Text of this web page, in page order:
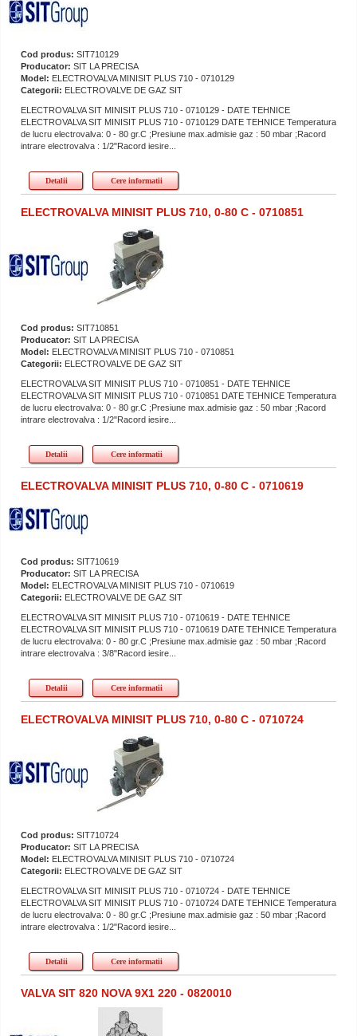
Cod produs: SIT710129
Producator: SIT LA PRECISA
Model: ELECTROVALVA MINISIT PLUS 710 - 0710129
Categorii: ELECTROVALVE DE GAZ SIT
ELECTROVALVA SIT MINISIT PLUS 710 - 0710129 - DATE TEHNICE
ELECTROVALVA SIT MINISIT PLUS 710 - 0710129 DATE TEHNICE Temperatura
de lucru electrovalva: 0 - 80 gr.C ;Presiune max.admisie gaz : 50 mbar ;Racord
intrare electrovalva : 1/2"Racord iesire...
Detalii Cere informatii
ELECTROVALVA MINISIT PLUS 710, 0-80 C - 0710851
Cod produs: SIT710851
Producator: SIT LA PRECISA
Model: ELECTROVALVA MINISIT PLUS 710 - 0710851
Categorii: ELECTROVALVE DE GAZ SIT
ELECTROVALVA SIT MINISIT PLUS 710 - 0710851 - DATE TEHNICE
ELECTROVALVA SIT MINISIT PLUS 710 - 0710851 DATE TEHNICE Temperatura
de lucru electrovalva: 0 - 80 gr.C ;Presiune max.admisie gaz : 50 mbar ;Racord
intrare electrovalva : 1/2"Racord iesire...
Detalii Cere informatii
ELECTROVALVA MINISIT PLUS 710, 0-80 C - 0710619
Cod produs: SIT710619
Producator: SIT LA PRECISA
Model: ELECTROVALVA MINISIT PLUS 710 - 0710619
Categorii: ELECTROVALVE DE GAZ SIT
ELECTROVALVA SIT MINISIT PLUS 710 - 0710619 - DATE TEHNICE
ELECTROVALVA SIT MINISIT PLUS 710 - 0710619 DATE TEHNICE Temperatura
de lucru electrovalva: 0 - 80 gr.C ;Presiune max.admisie gaz : 50 mbar ;Racord
intrare electrovalva : 3/8"Racord iesire...
Detalii Cere informatii
ELECTROVALVA MINISIT PLUS 710, 0-80 C - 0710724
Cod produs: SIT710724
Producator: SIT LA PRECISA
Model: ELECTROVALVA MINISIT PLUS 710 - 0710724
Categorii: ELECTROVALVE DE GAZ SIT
ELECTROVALVA SIT MINISIT PLUS 710 - 0710724 - DATE TEHNICE
ELECTROVALVA SIT MINISIT PLUS 710 - 0710724 DATE TEHNICE Temperatura
de lucru electrovalva: 0 - 80 gr.C ;Presiune max.admisie gaz : 50 mbar ;Racord
intrare electrovalva : 1/2"Racord iesire...
Detalii Cere informatii
VALVA SIT 820 NOVA 9X1 220 - 0820010